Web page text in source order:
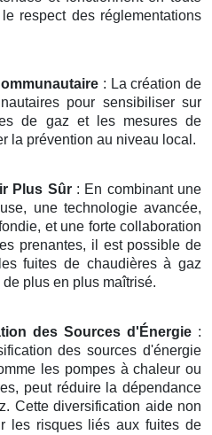
respect des réglementations
: La création de
pour sensibiliser sur
de gaz et les mesures de
la prévention au niveau local.
Plus Sûr: En combinant une
une technologie avancée,
et une forte collaboration
prenantes, il est possible de
fuites de chaudières à gaz
plus en plus maîtrisé.
des Sources d'Énergie:
des sources d'énergie
les pompes à chaleur ou
peut réduire la dépendance
Cette diversification aide non
les risques liés aux fuites de